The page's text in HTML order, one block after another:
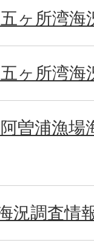
ヶ所湾海
ヶ所湾海
曽浦漁場
況調査情